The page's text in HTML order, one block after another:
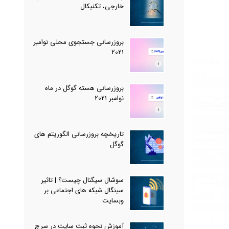
خارجی، تکنیکال
‌بروزرسانی جستجوی محلی نوامبر
2021
بروزرسانی هسته گوگل در ماه
نوامبر 2021
تاریخچه بروزرسانی الگوریتم های
گوگل
سوشال سیگنال چیست؟ | تاثیر
سینگال شبکه های اجتماعی بر
وبسایت
آموزش نحوه ثبت سایت در سرچ